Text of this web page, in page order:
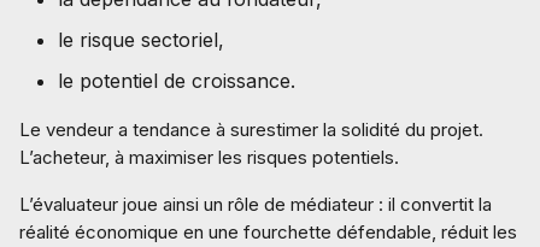
le risque sectoriel,
le potentiel de croissance.
Le vendeur a tendance à surestimer la solidité du projet.
L’acheteur, à maximiser les risques potentiels.
L’évaluateur joue ainsi un rôle de médiateur : il convertit la
réalité économique en une fourchette défendable, réduit les